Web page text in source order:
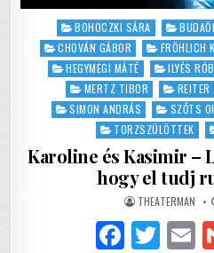
Posted
in
BOHOCZKI SÁRA
CHOVÁN GÁBOR
FRÖHLICH
HEGYMEGI MÁTÉ
ILYÉS
MERTZ TIBOR
SIMON ANDRÁS
SZŐTS
TORZSZÜLÖTTEK
Karoline és Kasimir –
hogy el tudj
AUTHOR:
THEATERMAN
F T